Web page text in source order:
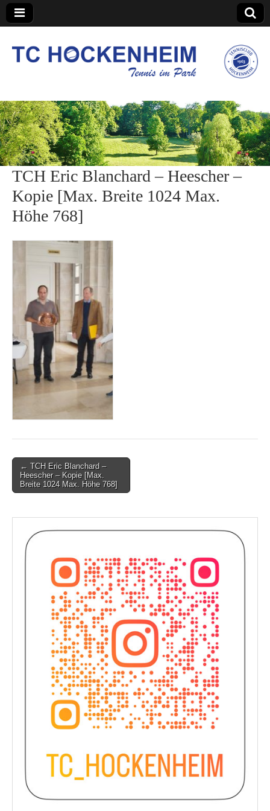
TC Hockenheim
TCH Eric Blanchard – Heescher –
Kopie [Max. Breite 1024 Max.
Höhe 768]
Post
navigation
← TCH Eric Blanchard –
Heescher – Kopie [Max.
Breite 1024 Max. Höhe 768]